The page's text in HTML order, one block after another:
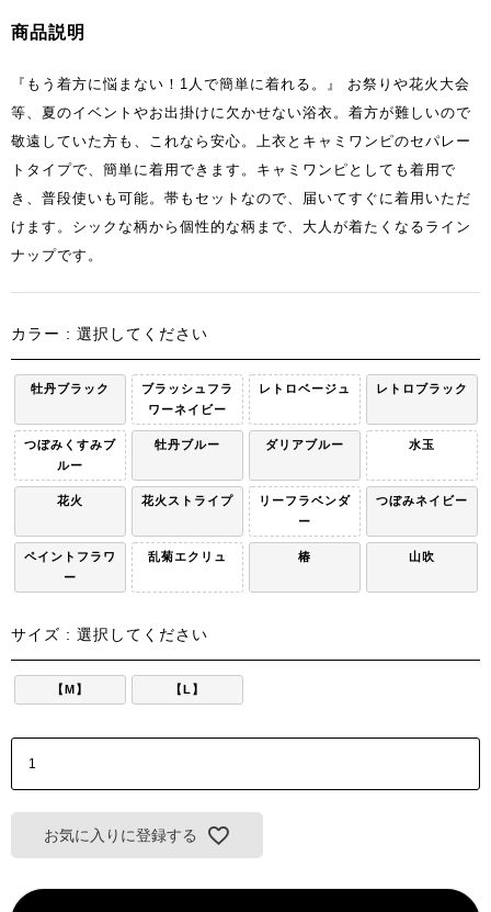
商品説明
『もう着方に悩まない！1人で簡単に着れる。』 お祭りや花火大会
等、夏のイベントやお出掛けに欠かせない浴衣。着方が難しいので
敬遠していた方も、これなら安心。上衣とキャミワンピのセパレー
トタイプで、簡単に着用できます。キャミワンピとしても着用で
き、普段使いも可能。帯もセットなので、届いてすぐに着用いただ
けます。シックな柄から個性的な柄まで、大人が着たくなるライン
ナップです。
カラー 選択してください
牡丹ブラック
ブラッシュフラ
ワーネイビー
レトロベージュ レトロブラック
つぼみくすみブ
ルー
牡丹ブルー ダリアブルー 水玉
花火 花火ストライプ
リーフラベンダ
ー
つぼみネイビー
ペイントフラワ
ー
乱菊エクリュ 椿 山吹
サイズ 選択してください
【M】 【L】
お気に入りに登録する